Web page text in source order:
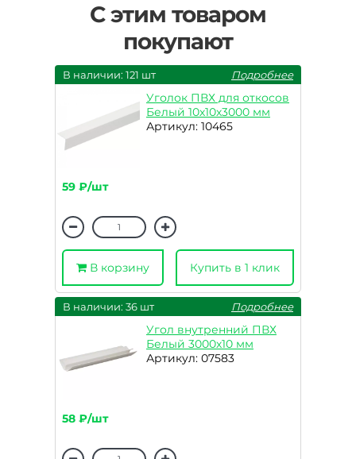
С этим товаром
покупают
В наличии: 121 шт Подробнее
Уголок ПВХ для откосов
Белый 10х10х3000 мм
Артикул: 10465
59 ₽/шт
В корзину Купить в 1 клик
В наличии: 36 шт Подробнее
Угол внутренний ПВХ
Белый 3000х10 мм
Артикул: 07583
58 ₽/шт